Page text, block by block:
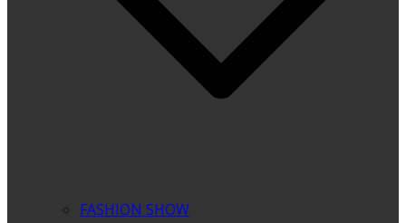
FASHION SHOW